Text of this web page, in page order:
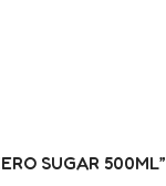
SUGAR 500ML”